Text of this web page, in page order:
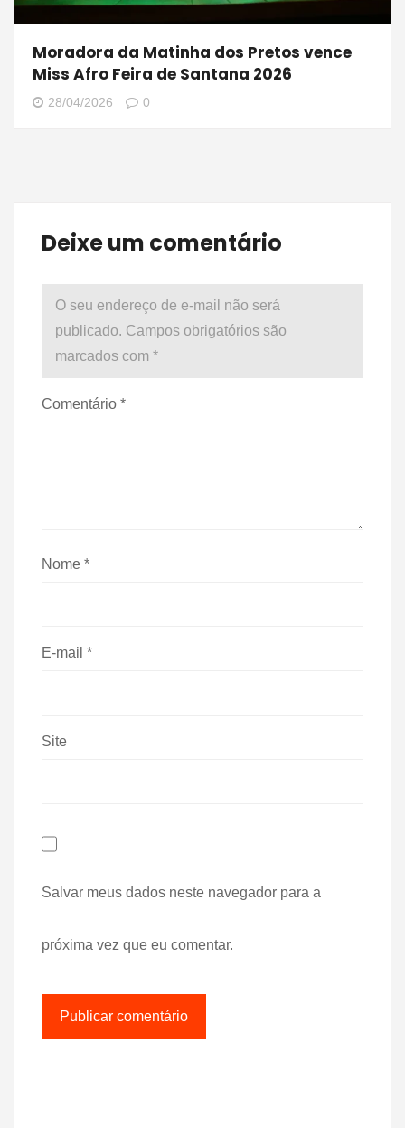
Moradora da Matinha dos Pretos vence
Miss Afro Feira de Santana 2026
28/04/2026 0
Deixe um comentário
O seu endereço de e-mail não será
publicado. Campos obrigatórios são
marcados com *
Comentário *
Nome *
E-mail *
Site
Salvar meus dados neste navegador para a
próxima vez que eu comentar.